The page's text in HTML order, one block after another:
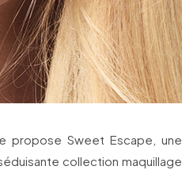
propose Sweet Escape, une
collection maquillage